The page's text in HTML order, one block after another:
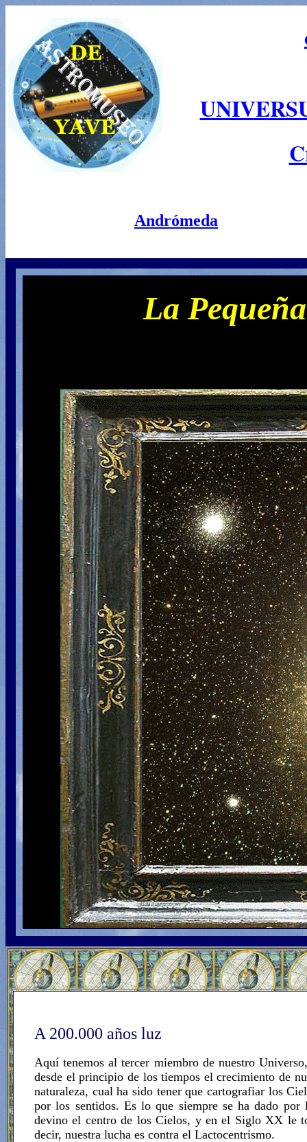
Andrómeda
La
A 200.000 años luz
Aquí tenemos al tercer miembro de nuestro
desde el principio de los tiempos el crecimiento de
naturaleza, cual ha sido tener que cartografiar los
por los sentidos. Es lo que siempre se ha dado
devino el centro de los Cielos, y en el Siglo XX le
decir, nuestra lucha es contra el Lactocentrismo.